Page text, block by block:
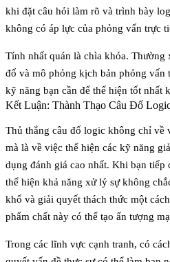
khi đặt câu hỏi làm rõ và trình bày
không có áp lực của phỏng vấn trực
Tính nhất quán là chìa khóa. Thường
đố và mô phỏng kịch bản phỏng vấn
kỹ năng bạn cần để thể hiện tốt nhất
Kết Luận: Thành Thạo Câu Đố
Thủ thắng câu đố logic không chỉ về
mà là về việc thể hiện các kỹ năng
dụng đánh giá cao nhất. Khi bạn tiếp
thể hiện khả năng xử lý sự không
khổ và giải quyết thách thức một
phẩm chất này có thể tạo ấn tượng
Trong các lĩnh vực cạnh tranh, có